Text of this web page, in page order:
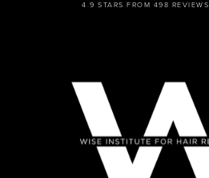
4.9 STARS FROM 498 REVIEWS